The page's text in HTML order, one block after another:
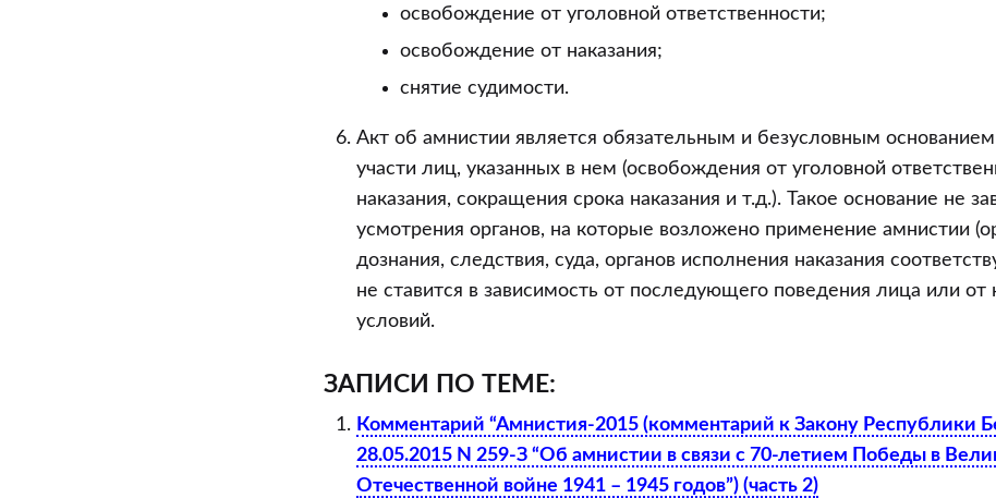
освобождение от уголовной ответственности;
освобождение от наказания;
снятие судимости.
Акт об амнистии является обязательным и безусловным
участи лиц, указанных в нем (освобождения от уголовной
наказания, сокращения срока наказания и т.д.). Такое основание не
усмотрения органов, на которые возложено применение амнистии
дознания, следствия, суда, органов исполнения наказания
не ставится в зависимость от последующего поведения лица или от
условий.
ЗАПИСИ ПО ТЕМЕ:
Комментарий “Амнистия-2015 (комментарий к Закону Республики
28.05.2015 N 259-З “Об амнистии в связи с 70-летием Победы в
Отечественной войне 1941 – 1945 годов”) (часть 2)